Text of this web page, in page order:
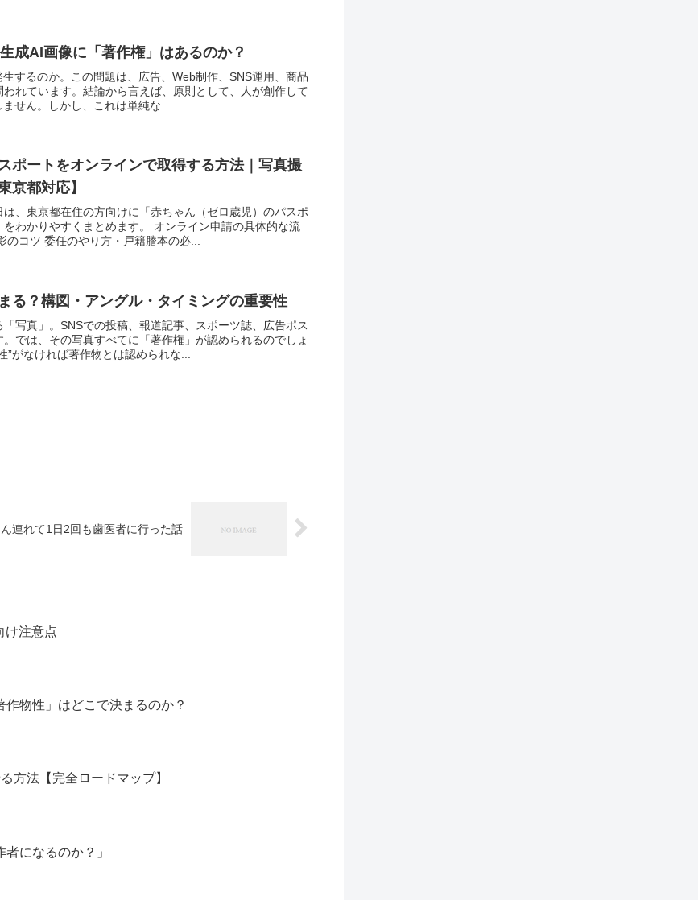
成AI画像に「著作権」はあるのか？
するのか。この問題は、広告、Web制作、SNS運用、商品
れています。結論から言えば、原則として、人が創作して
せん。しかし、これは単純な...
ポートをオンラインで取得する方法｜写真撮
京都対応】
、東京都在住の方向けに「赤ちゃん（ゼロ歳児）のパスポ
わかりやすくまとめます。 オンライン申請の具体的な流
のコツ 委任のやり方・戸籍謄本の必...
る？構図・アングル・タイミングの重要性
写真」。SNSでの投稿、報道記事、スポーツ誌、広告ポス
では、その写真すべてに「著作権」が認められるのでしょ
がなければ著作物とは認められな...
連れて1日2回も歯医者に行った話
け注意点
作物性」はどこで決まるのか？
方法【完全ロードマップ】
になるのか？」